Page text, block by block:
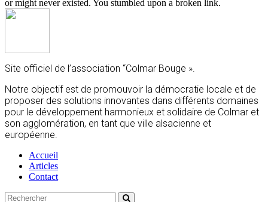
or might never existed. You stumbled upon a broken link.
Site officiel de l’association “Colmar Bouge ».
Notre objectif est de promouvoir la démocratie locale et de
proposer des solutions innovantes dans différents domaines
pour le développement harmonieux et solidaire de Colmar et
son agglomération, en tant que ville alsacienne et
européenne.
Accueil
Articles
Contact